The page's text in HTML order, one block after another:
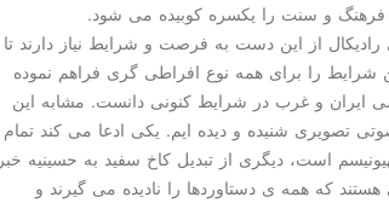
فرهنگ و سنت را یكسره كوبیده می شود.
رادیكال از این دست به فرصت و شرایط نیاز دارند تا
را برای همه نوع افراطی گری فراهم نموده
ایران و غرب در شرایط كنونی دانست. مشابه این
تصویری شنیده و دیده ایم. یكی ادعا می كند تمام
است، دیگری از تبدیل كاخ سفید به حسینیه خبر
كه همه ی دستاوردها را نادیده می گیرند و